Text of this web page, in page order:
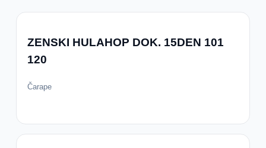
ZENSKI HULAHOP DOK. 15DEN 101
120
Čarape